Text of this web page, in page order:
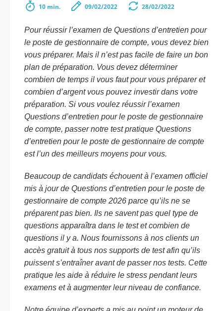
10 min. 09/02/2022 28/02/2022
Pour réussir l’examen de Questions d’entretien pour
le poste de gestionnaire de compte, vous devez bien
vous préparer. Mais il n’est pas facile de faire un bon
plan de préparation. Vous devez déterminer
combien de temps il vous faut pour vous préparer et
combien d’argent vous pouvez investir dans votre
préparation. Si vous voulez réussir l’examen
Questions d’entretien pour le poste de gestionnaire
de compte, passer notre test pratique Questions
d’entretien pour le poste de gestionnaire de compte
est l’un des meilleurs moyens pour vous.
Beaucoup de candidats échouent à l’examen officiel
mis à jour de Questions d’entretien pour le poste de
gestionnaire de compte 2026 parce qu’ils ne se
préparent pas bien. Ils ne savent pas quel type de
questions apparaîtra dans le test et combien de
questions il y a. Nous fournissons à nos clients un
accès gratuit à tous nos supports de test afin qu’ils
puissent s’entraîner avant de passer nos tests. Cette
pratique les aide à réduire le stress pendant leurs
examens et à augmenter leur niveau de confiance.